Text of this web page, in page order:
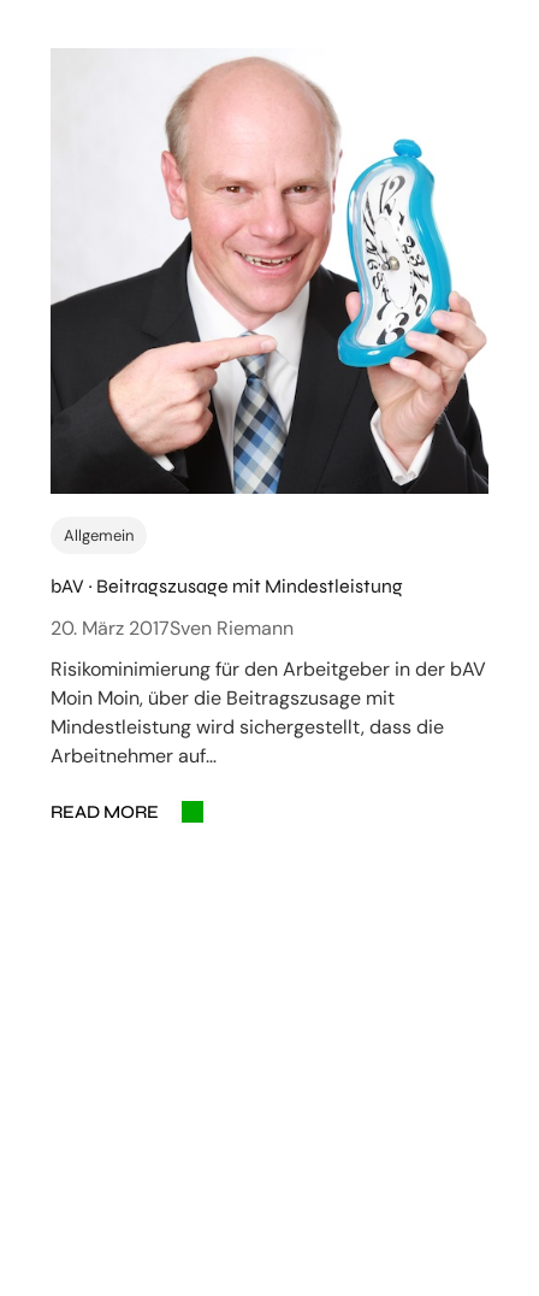
Allgemein
bAV ~ Beitragszusage mit Mindestleistung
20. März 2017Sven Riemann
Risikominimierung für den Arbeitgeber in der bAV
Moin Moin, über die Beitragszusage mit
Mindestleistung wird sichergestellt, dass die
Arbeitnehmer auf…
READ MORE